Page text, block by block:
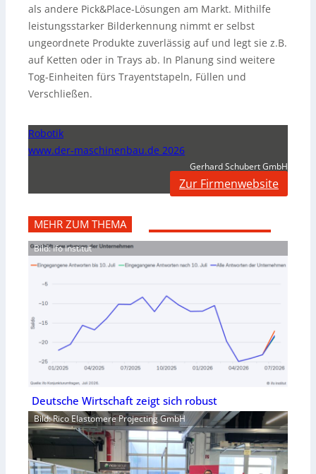
als andere Pick&Place-Lösungen am Markt. Mithilfe
leistungsstarker Bilderkennung nimmt er selbst
ungeordnete Produkte zuverlässig auf und legt sie z.B.
auf Ketten oder in Trays ab. In Planung sind weitere
Tog-Einheiten fürs Trayentstapeln, Füllen und
Verschließen.
Robotik
www.der-maschinenbau.de 2026
Gerhard Schubert GmbH
Zur Firmenwebsite
MEHR ZUM THEMA
Bild: Ifo Institut
Deutsche Wirtschaft zeigt sich robust
Bild: Rico Elastomere Projecting GmbH